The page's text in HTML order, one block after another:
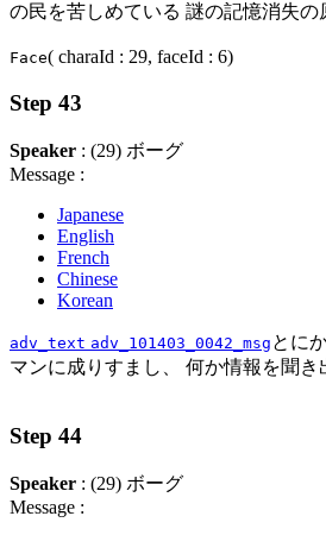
の民を苦しめている 謎の記憶消失
Face( charaId : 29, faceId : 6)
Step 43
Speaker : (29) ボーグ
Message :
Japanese
English
French
Chinese
Korean
adv_text adv_101403_0042_msg とに
マンに成りすまし、 何か情報を聞き
Step 44
Speaker : (29) ボーグ
Message :